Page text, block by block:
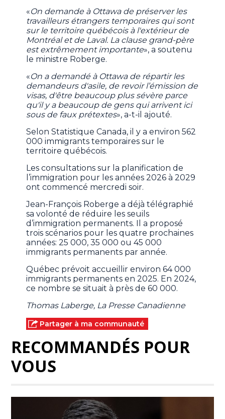
«On demande à Ottawa de préserver les
travailleurs étrangers temporaires qui sont
sur le territoire québécois à l'extérieur de
Montréal et de Laval. La clause grand-père
est extrêmement importante», a soutenu
le ministre Roberge.
«On a demandé à Ottawa de répartir les
demandeurs d'asile, de revoir l’émission de
visas, d'être beaucoup plus sévère parce
qu'il y a beaucoup de gens qui arrivent ici
sous de faux prétextes», a-t-il ajouté.
Selon Statistique Canada, il y a environ 562
000 immigrants temporaires sur le
territoire québécois.
Les consultations sur la planification de
l’immigration pour les années 2026 à 2029
ont commencé mercredi soir.
Jean-François Roberge a déjà télégraphié
sa volonté de réduire les seuils
d’immigration permanents. Il a proposé
trois scénarios pour les quatre prochaines
années: 25 000, 35 000 ou 45 000
immigrants permanents par année.
Québec prévoit accueillir environ 64 000
immigrants permanents en 2025. En 2024,
ce nombre se situait à près de 60 000.
Thomas Laberge, La Presse Canadienne
Partager à ma communauté
RECOMMANDÉS POUR
VOUS